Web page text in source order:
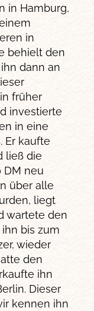
in Hamburg,
in
behielt den
dann an
früher
investierte
in eine
Er kaufte
ließ die
DM neu
über alle
liegt
wartete den
bis zum
wieder
den
ihn
Dieser
kennen ihn